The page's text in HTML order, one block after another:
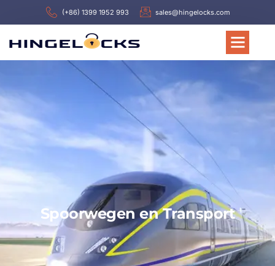
(+86) 1399 1952 993 sales@hingelocks.com
Spoorwegen en Transport